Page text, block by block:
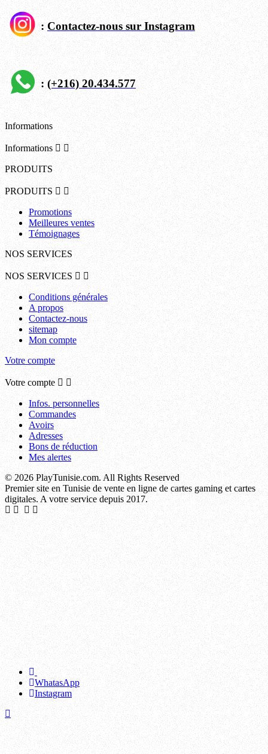
: Contactez-nous sur Instagram
: (+216) 20.434.577
Informations
Informations  
PRODUITS
PRODUITS  
Promotions
Meilleures ventes
Témoignages
NOS SERVICES
NOS SERVICES  
Conditions générales
A propos
Contactez-nous
sitemap
Mon compte
Votre compte
Votre compte  
Infos. personnelles
Commandes
Avoirs
Adresses
Bons de réduction
Mes alertes
© 2026 PlayTunisie.com. All Rights Reserved
Premier site en Tunisie de vente en ligne de cartes gaming et cartes
digitales. A votre service depuis 2017.
WhatasApp
Instagram